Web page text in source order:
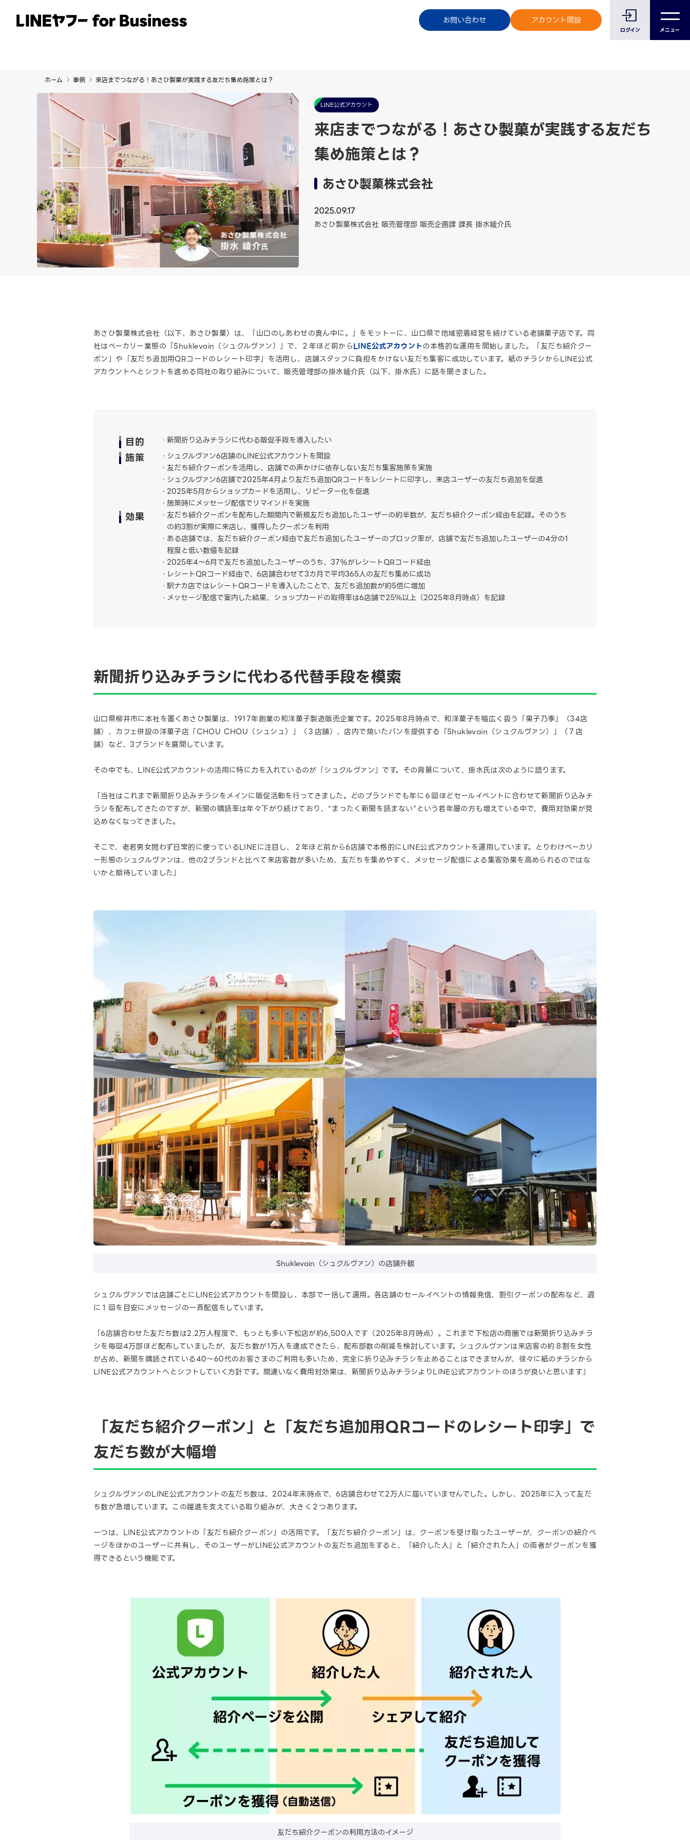
お問い合わせ アカウント開設
ログイン メニュー
サービス 事例 イベント・セミナー ご利用中のお客様へ
ホーム 事例 来店までつながる！あさひ製菓が実践する友だち集め施策とは？
LINE公式アカウント
来店までつながる！あさひ製菓が実践する友だち
集め施策とは？
あさひ製菓株式会社
2025.09.17
あさひ製菓株式会社 販売管理部 販売企画課 課長 掛水崚介氏
あさひ製菓株式会社（以下、あさひ製菓）は、「山口のしあわせの真ん中に。」をモットーに、山口県で地域密着経営を続けている老舗菓子店です。同
社はベーカリー業態の「Shuklevain（シュクルヴァン）」で、２年ほど前からLINE公式アカウントの本格的な運用を開始しました。「友だち紹介クー
ポン」や「友だち追加用QRコードのレシート印字」を活用し、店舗スタッフに負担をかけない友だち集客に成功しています。紙のチラシからLINE公式
アカウントへとシフトを進める同社の取り組みについて、販売管理部の掛水崚介氏（以下、掛水氏）に話を聞きました。
目的 新聞折り込みチラシに代わる販促手段を導入したい
施策
シュクルヴァン6店舗のLINE公式アカウントを開設
友だち紹介クーポンを活用し、店舗での声かけに依存しない友だち集客施策を実施
シュクルヴァン6店舗で2025年4月より友だち追加QRコードをレシートに印字し、来店ユーザーの友だち追加を促進
2025年5月からショップカードを活用し、リピーター化を促進
施策時にメッセージ配信でリマインドを実施
効果
友だち紹介クーポンを配布した期間内で新規友だち追加したユーザーの約半数が、友だち紹介クーポン経由を記録。そのうち
の約3割が実際に来店し、獲得したクーポンを利用
ある店舗では、友だち紹介クーポン経由で友だち追加したユーザーのブロック率が、店舗で友だち追加したユーザーの4分の1
程度と低い数値を記録
2025年4～6月で友だち追加したユーザーのうち、37%がレシートQRコード経由
レシートQRコード経由で、6店舗合わせて3カ月で平均365人の友だち集めに成功
駅ナカ店ではレシートQRコードを導入したことで、友だち追加数が約5倍に増加
メッセージ配信で案内した結果、ショップカードの取得率は6店舗で25％以上（2025年8月時点）を記録
新聞折り込みチラシに代わる代替手段を模索
山口県柳井市に本社を置くあさひ製菓は、1917年創業の和洋菓子製造販売企業です。2025年8月時点で、和洋菓子を幅広く扱う「果子乃季」（34店
舗）、カフェ併設の洋菓子店「CHOU CHOU（シュシュ）」（３店舗）、店内で焼いたパンを提供する「Shuklevain（シュクルヴァン）」（７店
舗）など、3ブランドを展開しています。
その中でも、LINE公式アカウントの活用に特に力を入れているのが「シュクルヴァン」です。その背景について、掛水氏は次のように語ります。
「当社はこれまで新聞折り込みチラシをメインに販促活動を行ってきました。どのブランドでも年に６回ほどセールイベントに合わせて新聞折り込みチ
ラシを配布してきたのですが、新聞の購読率は年々下がり続けており、“まったく新聞を読まない”という若年層の方も増えている中で、費用対効果が見
込めなくなってきました。
そこで、老若男女問わず日常的に使っているLINEに注目し、２年ほど前から6店舗で本格的にLINE公式アカウントを運用しています。とりわけベーカリ
ー形態のシュクルヴァンは、他の2ブランドと比べて来店客数が多いため、友だちを集めやすく、メッセージ配信による集客効果を高められるのではな
いかと期待していました」
Shuklevain（シュクルヴァン）の店舗外観
シュクルヴァンでは店舗ごとにLINE公式アカウントを開設し、本部で一括して運用。各店舗のセールイベントの情報発信、割引クーポンの配布など、週
に１回を目安にメッセージの一斉配信をしています。
「6店舗合わせた友だち数は2.2万人程度で、もっとも多い下松店が約6,500人です（2025年8月時点）。これまで下松店の商圏では新聞折り込みチラ
シを毎回4万部ほど配布していましたが、友だち数が1万人を達成できたら、配布部数の削減を検討しています。シュクルヴァンは来店客の約８割を女性
が占め、新聞を購読されている40～60代のお客さまのご利用も多いため、完全に折り込みチラシを止めることはできませんが、徐々に紙のチラシから
LINE公式アカウントへとシフトしていく方針です。間違いなく費用対効果は、新聞折り込みチラシよりLINE公式アカウントのほうが良いと思います」
「友だち紹介クーポン」と「友だち追加用QRコードのレシート印字」で
友だち数が大幅増
シュクルヴァンのLINE公式アカウントの友だち数は、2024年末時点で、6店舗合わせて2万人に届いていませんでした。しかし、2025年に入って友だ
ち数が急増しています。この躍進を支えている取り組みが、大きく２つあります。
一つは、LINE公式アカウントの「友だち紹介クーポン」の活用です。「友だち紹介クーポン」は、クーポンを受け取ったユーザーが、クーポンの紹介ペ
ージをほかのユーザーに共有し、そのユーザーがLINE公式アカウントの友だち追加をすると、「紹介した人」と「紹介された人」の両者がクーポンを獲
得できるという機能です。
友だち紹介クーポンの利用方法のイメージ